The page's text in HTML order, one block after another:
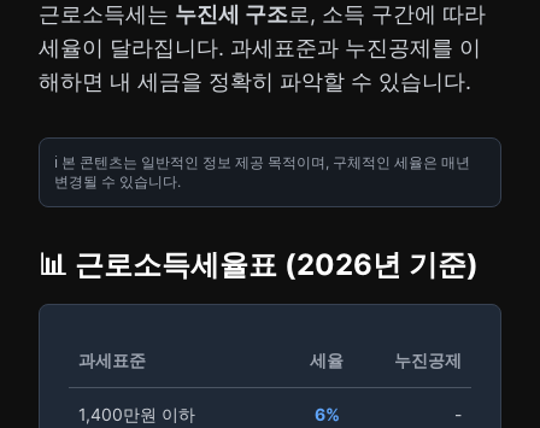
근로소득세는 누진세 구조로, 소득 구간에 따라
세율이 달라집니다. 과세표준과 누진공제를 이
해하면 내 세금을 정확히 파악할 수 있습니다.
ℹ️ 본 콘텐츠는 일반적인 정보 제공 목적이며, 구체적인 세율은 매년
변경될 수 있습니다.
📊 근로소득세율표 (2026년 기준)
과세표준 세율 누진공제
1,400만원 이하 6% -